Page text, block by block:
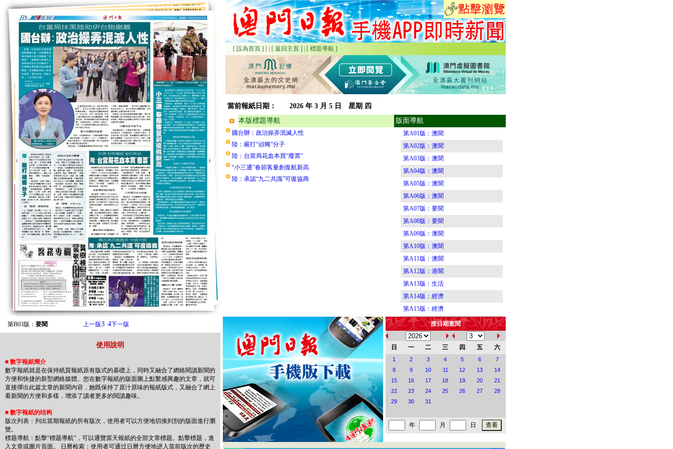
使用說明
■ 數字報紙簡介
數字報紙就是在保持紙質報紙原有版式的基礎上，同時又融合了網絡閱讀新聞的
方便和快捷的新型網絡媒體。您在數字報紙的版面圖上點繫感興趣的文章，就可
直接彈出此篇文章的新聞內容，她既保持了原汁原味的報紙版式，又融合了網上
看新聞的方便和多樣，增添了讀者更多的閱讀趣味。
■ 數字報紙的结构
版次列表：列出當期報紙的所有版次，使用者可以方便地切換到別的版面進行瀏
覽。
標题導航：點擊“標题導航”，可以通覽當天報紙的全部文章標题。點擊標题，進
入文章或圖片頁面。 日曆检索：使用者可通过日曆方便地进入當前版次的歷史
[ 設為首頁 ] [ 返回主頁 ] [ 標題導航 ]
當前報紙日期： 2026 年 3 月 5 日 星期 四
本版標題導航
版面導航
國台辦：政治操弄泯滅人性
陸：嚴打“頑獨”分子
陸：台當局花血本買“廢票”
“小三通”春節客量創復航新高
陸：承認“九二共識”可復協商
第A01版：澳聞
第A02版：澳聞
第A03版：澳聞
第A04版：澳聞
第A05版：澳聞
第A06版：澳聞
第A07版：要聞
第A08版：要聞
第A09版：澳聞
第A10版：澳聞
第A11版：澳聞
第A12版：港聞
第A13版：生活
第A14版：經濟
第A15版：經濟
第A16版：經濟
第B01版：要聞
第B02版：要聞
第B03版：要聞
第B04版：要聞
第B05版：要聞
第B08版：樂與聲
第B10版：體育
第B03版： 要聞 上一版3 4下一版 按日期查閱
日 一 二 三 四 五 六
1 2 3 4 5 6
7
8
9 10 11 12 13
14
15
16 17 18 19 20
21
22
23 24 25 26 27
28
29
30 31
年 月 日